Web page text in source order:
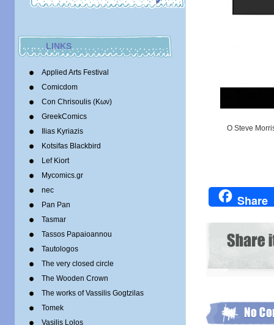
LINKS
Applied Arts Festival
Comicdom
Con Chrisoulis (Κων)
GreekComics
Ilias Kyriazis
Kotsifas Blackbird
Lef Kiort
Mycomics.gr
nec
Pan Pan
Tasmar
Tassos Papaioannou
Tautologos
The very closed circle
The Wooden Crown
The works of Vassilis Gogtzilas
Tomek
Vasilis Lolos
O Steve
Share